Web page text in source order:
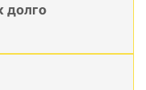
долго